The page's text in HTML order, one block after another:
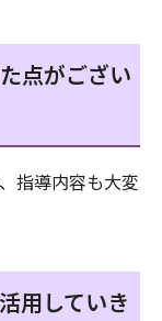
点がござい
指導内容も大変
用していき